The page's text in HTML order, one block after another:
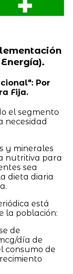
Por
Fija.
el segmento
necesidad
y minerales
nutritiva para
sea
dieta diaria
está
la población:
de
día de
consumo de